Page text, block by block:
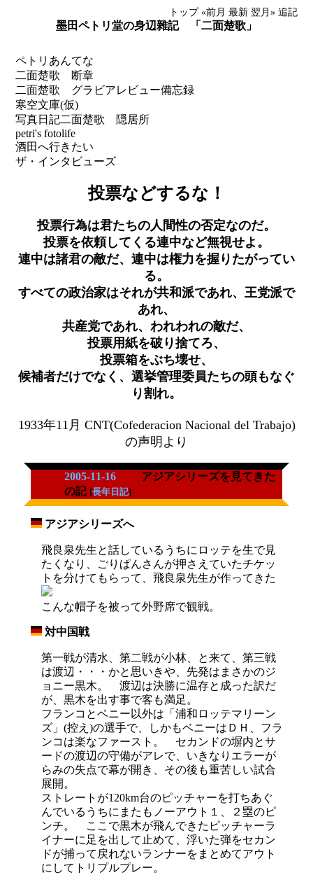
トップ «前月 最新 翌月» 追記
墨田ペトリ堂の身辺雜記 「二面楚歌」
ペトリあんてな
二面楚歌 断章
二面楚歌 グラビアレビュー備忘録
寒空文庫(仮)
写真日記二面楚歌 隠居所
petri's fotolife
酒田へ行きたい
ザ・インタビューズ
投票などするな！
投票行為は君たちの人間性の否定なのだ。
投票を依頼してくる連中など無視せよ。
連中は諸君の敵だ、連中は権力を握りたがってい
る。
すべての政治家はそれが共和派であれ、王党派で
あれ、
共産党であれ、われわれの敵だ、
投票用紙を破り捨てろ、
投票箱をぶち壊せ、
候補者だけでなく、選挙管理委員たちの頭もなぐ
り割れ。
1933年11月 CNT(Cofederacion Nacional del Trabajo)
の声明より
2005-11-16
アジアシリーズを見てきた
の記 [長年日記]
アジアシリーズへ
飛良泉先生と話しているうちにロッテを生で見
たくなり、ごりぱんさんが押さえていたチケッ
トを分けてもらって、飛良泉先生が作ってきた
こんな帽子を被って外野席で観戦。
対中国戦
第一戦が清水、第二戦が小林、と来て、第三戦
は渡辺・・・かと思いきや、先発はまさかのジ
ョニー黒木。 渡辺は決勝に温存と成った訳だ
が、黒木を出す事で客も満足。
フランコとベニー以外は「浦和ロッテマリーン
ズ」(控え)の選手で、しかもベニーはＤＨ、フラ
ンコは楽なファースト。 セカンドの塀内とサ
ードの渡辺の守備がアレで、いきなりエラーが
らみの失点で幕が開き、その後も重苦しい試合
展開。
ストレートが120km台のピッチャーを打ちあぐ
んでいるうちにまたもノーアウト１、２塁のピ
ンチ。 ここで黒木が飛んできたピッチャーラ
イナーに足を出して止めて、浮いた弾をセカン
ドが捕って戻れないランナーをまとめてアウト
にしてトリプルプレー。